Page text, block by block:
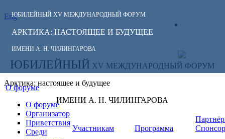
ЮБИЛЕЙНЫЙ XV МЕЖДУНАРОДНЫЙ ФОРУМ
АРКТИКА: НАСТОЯЩЕЕ И БУДУЩЕЕ
ИМЕНИ А. Н. ЧИЛИНГАРОВА
Eng
СЛЕДИТЕ ЗА
НОВОСТЯМИ
ФОРУМА:
ЮБИЛЕЙНЫЙ XV МЕЖДУНАРОДНЫЙ ФОРУМ
Арктика: настоящее и будущее
ИМЕНИ А. Н. ЧИЛИНГАРОВА
О форуме
О форуме
Организатор
Приветствия
Среди
Участникам
Программа